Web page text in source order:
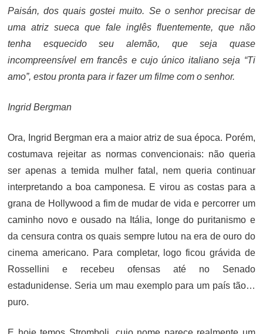
Paisán, dos quais gostei muito. Se o senhor precisar de
uma atriz sueca que fale inglês fluentemente, que não
tenha esquecido seu alemão, que seja quase
incompreensível em francês e cujo único italiano seja “Ti
amo”, estou pronta para ir fazer um filme com o senhor.
Ingrid Bergman
Ora, Ingrid Bergman era a maior atriz de sua época. Porém,
costumava rejeitar as normas convencionais: não queria
ser apenas a temida mulher fatal, nem queria continuar
interpretando a boa camponesa. E virou as costas para a
grana de Hollywood a fim de mudar de vida e percorrer um
caminho novo e ousado na Itália, longe do puritanismo e
da censura contra os quais sempre lutou na era de ouro do
cinema americano. Para completar, logo ficou grávida de
Rossellini e recebeu ofensas até no Senado
estadunidense. Seria um mau exemplo para um país tão…
puro.